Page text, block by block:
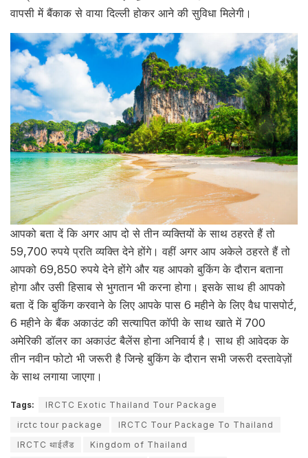
वापसी में बैंकाक से वाया दिल्ली होकर आने की सुविधा मिलेगी।
आपको बता दें कि अगर आप दो से तीन व्यक्तियों के साथ ठहरते हैं तो
59,700 रुपये प्रति व्यक्ति देने होंगे। वहीं अगर आप अकेले ठहरते हैं तो
आपको 69,850 रुपये देने होंगे और यह आपको बुकिंग के दौरान बताना
होगा और उसी हिसाब से भुगतान भी करना होगा। इसके साथ ही आपको
बता दें कि बुकिंग करवाने के लिए आपके पास 6 महीने के लिए वैध पासपोर्ट,
6 महीने के बैंक अकाउंट की सत्यापित कॉपी के साथ खाते में 700
अमेरिकी डॉलर का अकाउंट बैलेंस होना अनिवार्य है। साथ ही आवेदक के
तीन नवीन फोटो भी जरूरी है जिन्हे बुकिंग के दौरान सभी जरूरी दस्तावेज़ों
के साथ लगाया जाएगा।
Tags:
IRCTC Exotic Thailand Tour Package
irctc tour package
IRCTC Tour Package To Thailand
IRCTC थाईलैंड
Kingdom of Thailand